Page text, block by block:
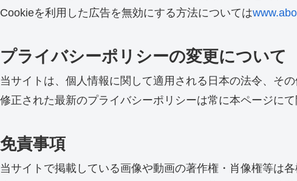
Cookieを利用した広告を無効にする方法については
プライバシーポリシーの変更について
当サイトは、個人情報に関して適用される日本の法令、そ
修正された最新のプライバシーポリシーは常に本ページにて
免責事項
当サイトで掲載している画像や動画の著作権・肖像権等は各